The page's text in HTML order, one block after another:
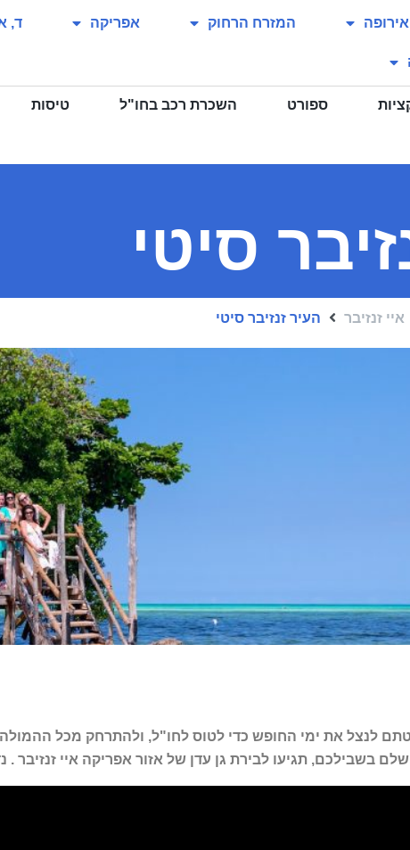
אירופה המזרח הרחוק אפריקה ד,
ספורט השכרת רכב בחו"ל טיסות
סיטי
איי זנזיבר העיר זנזיבר סיטי
לנצל את ימי החופש כדי לטוס לחו"ל, ולהתרחק מכל
בשבילכם, תגיעו לבירת גן עדן של אזור אפריקה איי זנזיבר .